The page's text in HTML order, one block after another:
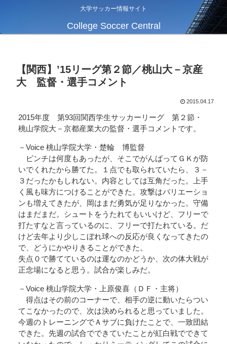
大学サッカー情報サイト
College Soccer Central
【関西】’15リーグ第２節／桃山大－京産
大 監督・選手コメント
2015.04.17
2015年度 第93回関西学生サッカーリーグ 第２節・
桃山学院大－京都産業大の監督・選手コメントです。
－Voice 桃山学院大学・楚輪 博監督
ピンチは何度もあったが、そこでがんばってＧＫが防
いでくれたから勝てた。１点でも取られていたら、３－
３だったかもしれない。内容としては互角だった。上手
く風も味方につけることができた。攻撃はバリエーショ
ンも増えてきたが、岡はまだ勇気が足りなかった。守備
はまだまだ。シュートをうたれてもいいけど、フリーで
打たすなと言っているのに、フリーで打たれている。だ
けど去年より少しこぼれ球への反応が良くなってきたの
で、どうにかやりきることができた。
失点０で勝てているのは運なのかどうか、次の体大戦が
正念場になると思う。試合が楽しみだ。
－Voice 桃山学院大学・上原俊喜（ＤＦ・主将）
得点はその前のコーナーで、相手の逆に動いたらつい
てこなかったので、次は決められると思っていました。
今週のトレーニングでＡサブに負けたことで、一致団結
できた。先週の試合でできていたことが紅白戦でできて